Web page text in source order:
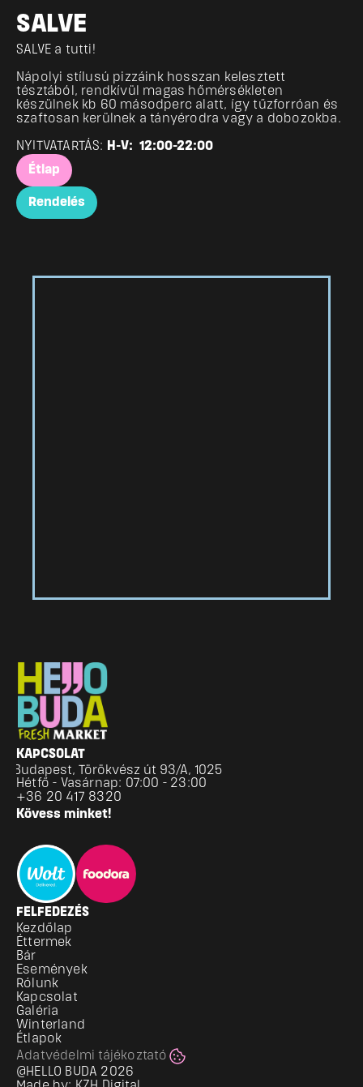
SALVE
SALVE a tutti!
Nápolyi stílusú pizzáink hosszan kelesztett
tésztából, rendkívül magas hőmérsékleten
készülnek kb 60 másodperc alatt, így tűzforróan és
szaftosan kerülnek a tányérodra vagy a dobozokba.
NYITVATARTÁS: H-V:  12:00-22:00
Étlap
Rendelés
KAPCSOLAT
Budapest, Törökvész út 93/A, 1025
Hétfő - Vasárnap: 07:00 - 23:00
+36 20 417 8320
Kövess minket!
FELFEDEZÉS
Kezdőlap
Éttermek
Bár
Események
Rólunk
Kapcsolat
Galéria
Winterland
Étlapok
@HELLO BUDA 2026
Adatvédelmi tájékoztató